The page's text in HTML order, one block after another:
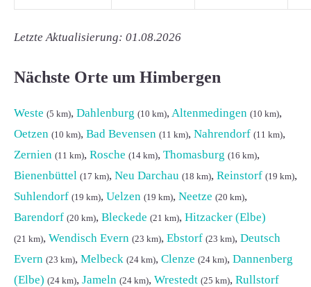
Letzte Aktualisierung: 01.08.2026
Nächste Orte um Himbergen
Weste (5 km), Dahlenburg (10 km), Altenmedingen (10 km),
Oetzen (10 km), Bad Bevensen (11 km), Nahrendorf (11 km),
Zernien (11 km), Rosche (14 km), Thomasburg (16 km),
Bienenbüttel (17 km), Neu Darchau (18 km), Reinstorf (19 km),
Suhlendorf (19 km), Uelzen (19 km), Neetze (20 km),
Barendorf (20 km), Bleckede (21 km), Hitzacker (Elbe)
(21 km), Wendisch Evern (23 km), Ebstorf (23 km), Deutsch
Evern (23 km), Melbeck (24 km), Clenze (24 km), Dannenberg
(Elbe) (24 km), Jameln (24 km), Wrestedt (25 km), Rullstorf